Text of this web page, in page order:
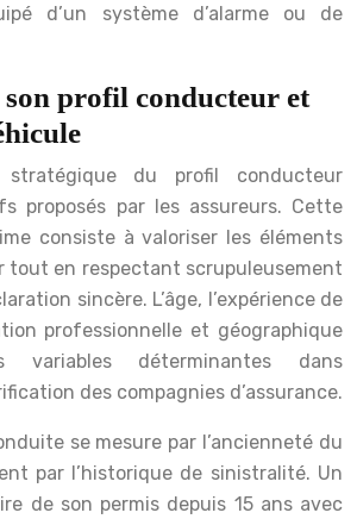
d’un système d’alarme ou de
profil conducteur et
stratégique du profil conducteur
proposés par les assureurs. Cette
consiste à valoriser les éléments
tout en respectant scrupuleusement
sincère. L’âge, l’expérience de
professionnelle et géographique
variables déterminantes dans
des compagnies d’assurance.
se mesure par l’ancienneté du
par l’historique de sinistralité. Un
de son permis depuis 15 ans avec